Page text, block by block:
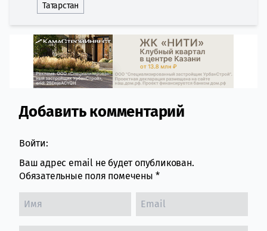
Татарстан
Comment section
Добавить комментарий
Войти:
Ваш адрес email не будет опубликован.
Обязательные поля помечены *